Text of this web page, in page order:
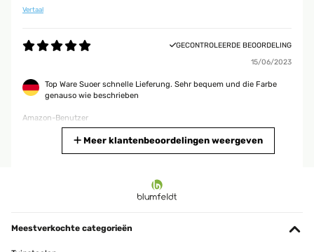
Vertaal
GECONTROLEERDE BEOORDELING
15/06/2023
Top Ware Suoer schnelle Lieferung. Sehr bequem und die Farbe
genauso wie beschrieben
Amazon-Benutzer
Sie sind gut gepolstert und sehen top aus. Vielen Dank!
Meer klantenbeoordelingen weergeven
Meestverkochte categorieën